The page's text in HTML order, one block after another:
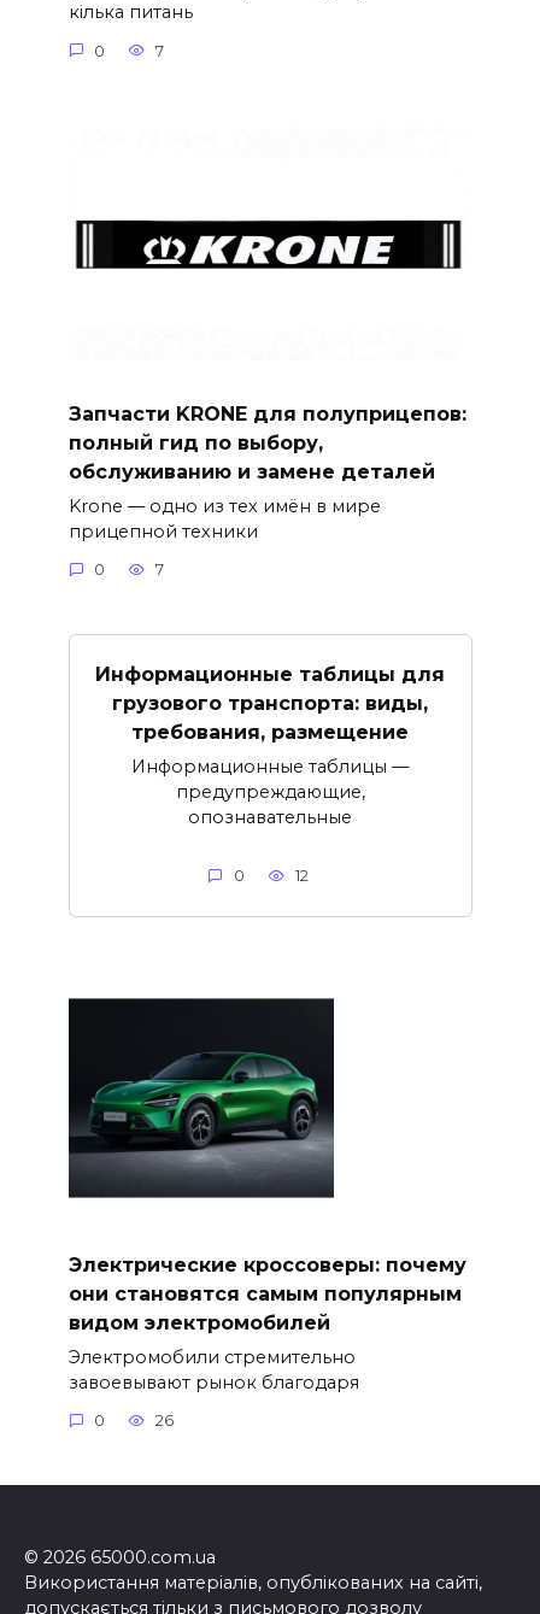
кілька питань
0 7
Запчасти KRONE для полуприцепов:
полный гид по выбору,
обслуживанию и замене деталей
Krone — одно из тех имён в мире
прицепной техники
0 7
Информационные таблицы для
грузового транспорта: виды,
требования, размещение
Информационные таблицы —
предупреждающие,
опознавательные
0 12
Электрические кроссоверы: почему
они становятся самым популярным
видом электромобилей
Электромобили стремительно
завоевывают рынок благодаря
0 26
© 2026 65000.com.ua
Використання матеріалів, опублікованих на сайті,
допускається тільки з письмового дозволу